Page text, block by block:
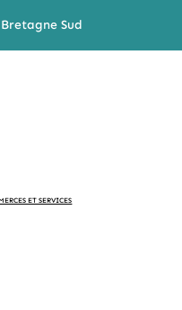
Sud
ET SERVICES